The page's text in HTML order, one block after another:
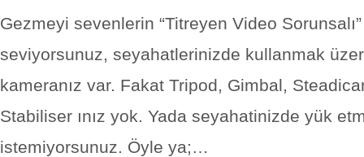
Gezmeyi sevenlerin “Titreyen Video
seviyorsunuz, seyahatlerinizde kullanmak
kameranız var. Fakat Tripod, Gimbal,
Stabiliser ınız yok. Yada seyahatinizde yük
istemiyorsunuz. Öyle ya;…